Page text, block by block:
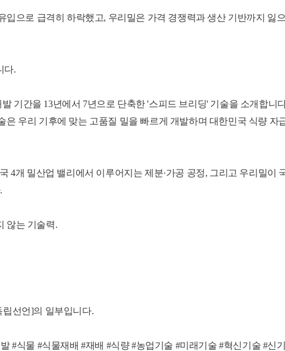
으로 급격히 하락했고, 우리밀은 가격 경쟁력과 생산 기반까지 잃
다.
기간을 13년에서 7년으로 단축한 '스피드 브리딩' 기술을 소개합니
우리 기후에 맞는 고품질 밀을 빠르게 개발하며 대한민국 식량 자
4개 밀산업 밸리에서 이루어지는 제분·가공 공정, 그리고 우리밀이
않는 기술력.
립선언]의 일부입니다.
#식물 #식물재배 #재배 #식량 #농업기술 #미래기술 #혁신기술 #신